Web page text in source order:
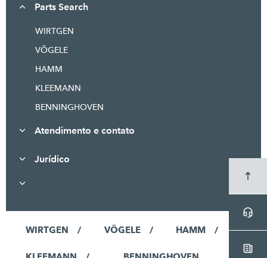
Parts Search
WIRTGEN
VÖGELE
HAMM
KLEEMANN
BENNINGHOVEN
Atendimento e contato
Jurídico
WIRTGEN VÖGELE HAMM